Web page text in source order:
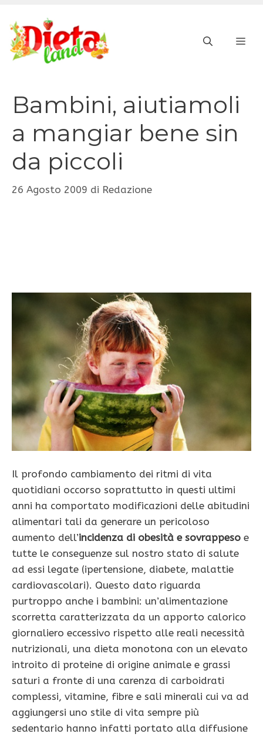
contenuto
Bambini, aiutiamoli
a mangiar bene sin
da piccoli
26 Agosto 2009 di Redazione
Il profondo cambiamento dei ritmi di vita
quotidiani occorso soprattutto in questi ultimi
anni ha comportato modificazioni delle abitudini
alimentari tali da generare un pericoloso
aumento dell’incidenza di obesità e sovrappeso e
tutte le conseguenze sul nostro stato di salute
ad essi legate (ipertensione, diabete, malattie
cardiovascolari). Questo dato riguarda
purtroppo anche i bambini: un’alimentazione
scorretta caratterizzata da un apporto calorico
giornaliero eccessivo rispetto alle reali necessità
nutrizionali, una dieta monotona con un elevato
introito di proteine di origine animale e grassi
saturi a fronte di una carenza di carboidrati
complessi, vitamine, fibre e sali minerali cui va ad
aggiungersi uno stile di vita sempre più
sedentario hanno infatti portato alla diffusione